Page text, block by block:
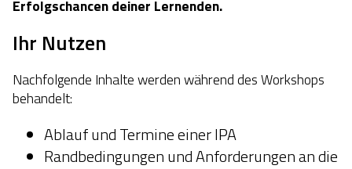
Erfolgschancen deiner Lernenden.
Ihr Nutzen
Nachfolgende Inhalte werden während des Workshops
behandelt:
Ablauf und Termine einer IPA
Randbedingungen und Anforderungen an die